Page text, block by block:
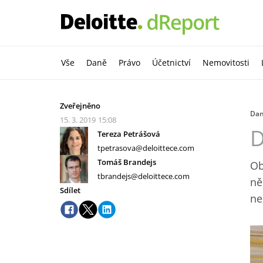
Vše Daně Právo Účetnictví Nemovitosti
Zveřejněno
15. 3. 2019 15:08
Tereza Petrášová
tpetrasova@deloittece.com
Tomáš Brandejs
tbrandejs@deloittece.com
Sdílet